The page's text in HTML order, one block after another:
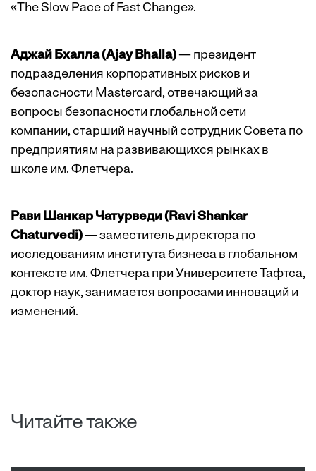
«The Slow Pace of Fast Change».
Аджай Бхалла (Ajay Bhalla)— президент
подразделения корпоративных рисков и
безопасности Mastercard, отвечающий за
вопросы безопасности глобальной сети
компании, старший научный сотрудник Совета по
предприятиям на развивающихся рынках в
школе им. Флетчера.
Рави Шанкар Чатурведи (Ravi Shankar
Chaturvedi)— заместитель директора по
исследованиям института бизнеса в глобальном
контексте им. Флетчера при Университете Тафтса,
доктор наук, занимается вопросами инноваций и
изменений.
Читайте также